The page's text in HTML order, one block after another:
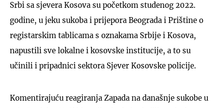
Srbi sa sjevera Kosova su početkom studenog 2022.
godine, u jeku sukoba i prijepora Beograda i Prištine o
registarskim tablicama s oznakama Srbije i Kosova,
napustili sve lokalne i kosovske institucije, a to su
učinili i pripadnici sektora Sjever Kosovske policije.
Komentirajuću reagiranja Zapada na današnje sukobe u